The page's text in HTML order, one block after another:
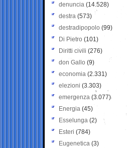
denuncia (14.528)
destra (573)
destradipopolo (99)
Di Pietro (101)
Diritti civili (276)
don Gallo (9)
economia (2.331)
elezioni (3.303)
emergenza (3.077)
Energia (45)
Esselunga (2)
Esteri (784)
Eugenetica (3)